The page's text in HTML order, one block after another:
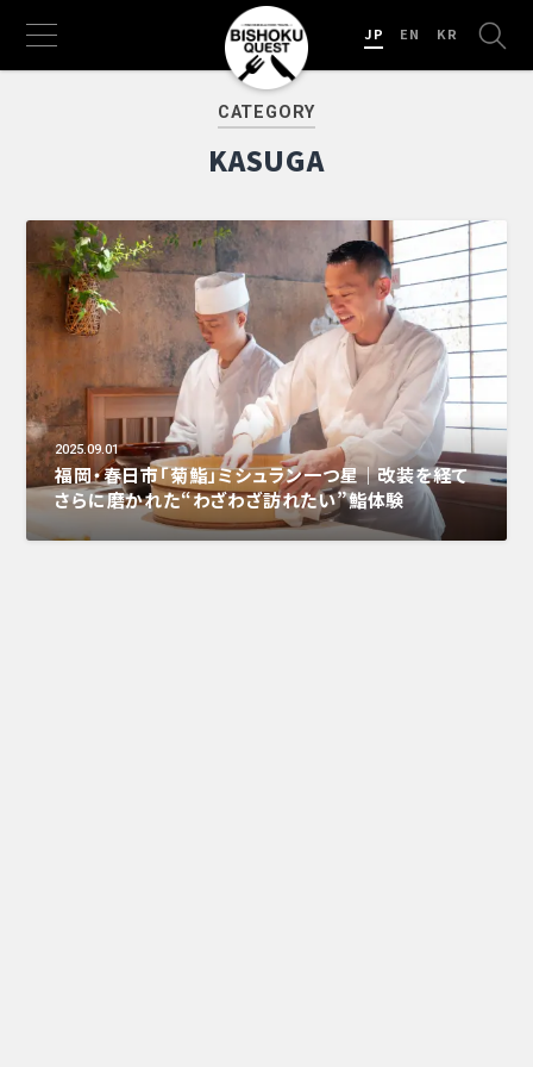
EN
JP KR
CATEGORY
KASUGA
2025.09.01
福岡・春日市「菊鮨」ミシュラン一つ星｜改装を経て
さらに磨かれた“わざわざ訪れたい”鮨体験